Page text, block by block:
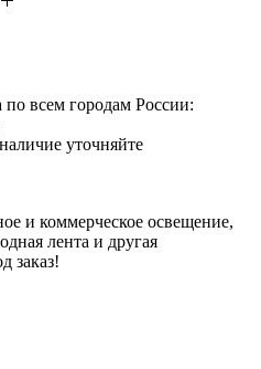
по всем городам России:
уточняйте
и коммерческое освещение,
лента и другая
заказ!